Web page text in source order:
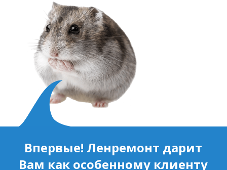
Впервые! Ленремонт дарит
Вам как особенному клиенту